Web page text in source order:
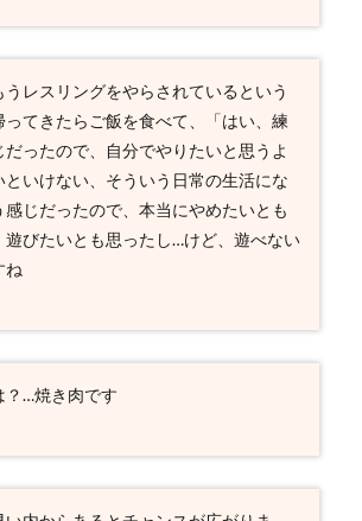
レスリングをやらされているという
てきたらご飯を食べて、「はい、練
だったので、自分でやりたいと思うよ
といけない、そういう日常の生活にな
感じだったので、本当にやめたいとも
遊びたいとも思ったし…けど、遊べない
ね
？…焼き肉です